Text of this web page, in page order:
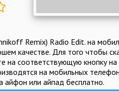
Remix) Radio Edit. на
качестве. Для того чтобы
соответствующую кнопку на
на мобильных
айфон или айпад бесплатно.